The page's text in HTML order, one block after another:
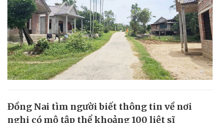
Đồng Nai tìm người biết thông tin về nơi
nghi có mộ tập thể khoảng 100 liệt sĩ